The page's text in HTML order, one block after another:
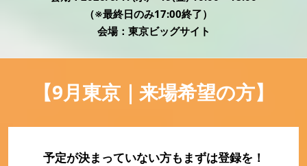
オンライン / online
理想の管理職カンファレンス
東京ビッグサイト | Tokyo Big Sight
（※最終日のみ17:00終了）
会場：東京ビッグサイト
【9月東京｜来場希望の方】
予定が決まっていない方もまずは登録を！